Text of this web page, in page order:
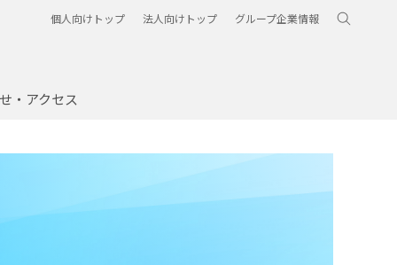
・アクセス
個人向けトップ 法人向けトップ グループ企業情報